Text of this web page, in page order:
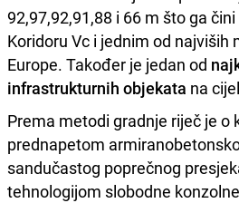
92,97,92,91,88 i 66 m što ga
Koridoru Vc i jednim od najviših
Europe. Također je jedan od
infrastrukturnih objekata na
Prema metodi gradnje riječ je o
prednapetom
sandučastog poprečnog
tehnologijom slobodne